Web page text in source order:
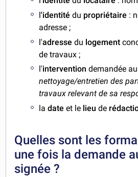
l'identitédu propriétaire :
adresse ;
l'adresse du logement
de travaux ;
l'intervention demandée au
nettoyage/entretien des
travaux relevant de sa
ladate et le lieu de
Quelles sont les
une fois la demande
signée ?